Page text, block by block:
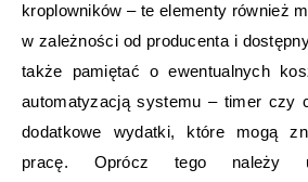
kroplowników – te elementy również
w zależności od producenta i
także pamiętać o ewentualnych
automatyzacją systemu – timer czy
dodatkowe wydatki, które mogą
pracę. Oprócz tego należy